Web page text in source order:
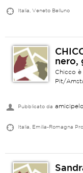
Italia, Veneto Belluno
nero,
Chicco
Pit/
Pubblicato da
Italia, Emilia-Romagna